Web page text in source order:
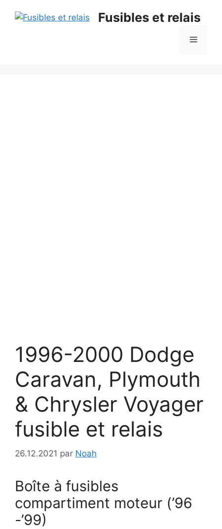
Fusibles et relais
Menu
1996-2000 Dodge
Caravan, Plymouth
& Chrysler Voyager
fusible et relais
26.12.2021 par Noah
Boîte à fusibles
compartiment moteur (’96
-’99)